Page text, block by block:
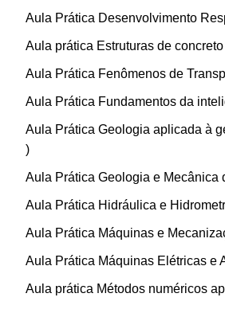
Aula Prática Desenvolvimento
Aula prática Estruturas de concreto
Aula Prática Fenômenos de
Aula Prática Fundamentos da
Aula Prática Geologia aplicada à
Aula Prática Geologia e Mecânica
Aula Prática Hidráulica e
Aula Prática Máquinas e
Aula Prática Máquinas Elétricas e
Aula prática Métodos numéricos